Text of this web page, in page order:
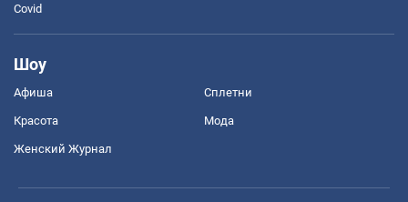
Covid
Шоу
Афиша Сплетни
Красота Мода
Женский Журнал